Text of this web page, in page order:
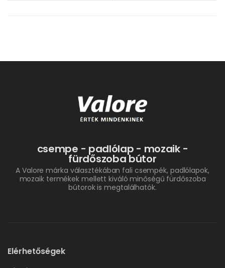
csempe - padlólap - mozaik -
fürdőszoba bútor
A Valore márka választékában fali csempék, padlólapok,
mozaik termékek mellett kiváló minőségű fürdőszoba
bútorok is megtalálhatók.
Elérhetőségek